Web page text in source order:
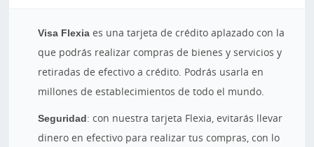
Visa Flexia es una tarjeta de crédito aplazado con la
que podrás realizar compras de bienes y servicios y
retiradas de efectivo a crédito. Podrás usarla en
millones de establecimientos de todo el mundo.
Seguridad: con nuestra tarjeta Flexia, evitarás llevar
dinero en efectivo para realizar tus compras, con lo